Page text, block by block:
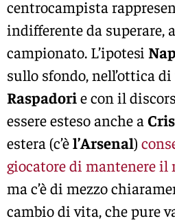
centrocampista
indifferente da superare,
campionato. L’ipotesi
sullo sfondo, nell’ottica
Raspadori e con il
essere esteso anche a
estera (c’èl’Arsenal)
giocatore di mantenere il
ma c’è di mezzo
cambio di vita, che pure